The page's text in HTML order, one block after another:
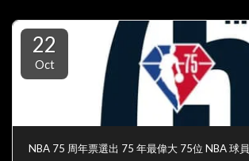
22
Oct
NBA 75 周年票選出 75 年最偉大 75位 NBA 球員